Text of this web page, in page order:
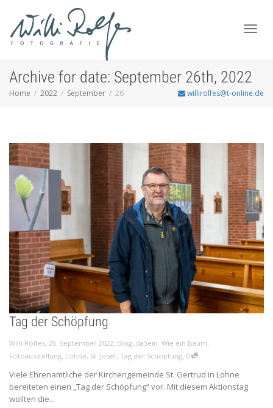
Archive for date: September 26th, 2022
Home 2022 September 26 willirolfes@t-online.de
Tag der Schöpfung
Willi Rolfes, 26. September 2022, Blog, daSein. Wie ein Baum,
Fotoausstellung, Lohne, St. Josef, Tag der Schöpfung, 0
Viele Ehrenamtliche der Kirchengemeinde St. Gertrud in Lohne
bereiteten einen „Tag der Schöpfung“ vor. Mit diesem Aktionstag
wollten die...